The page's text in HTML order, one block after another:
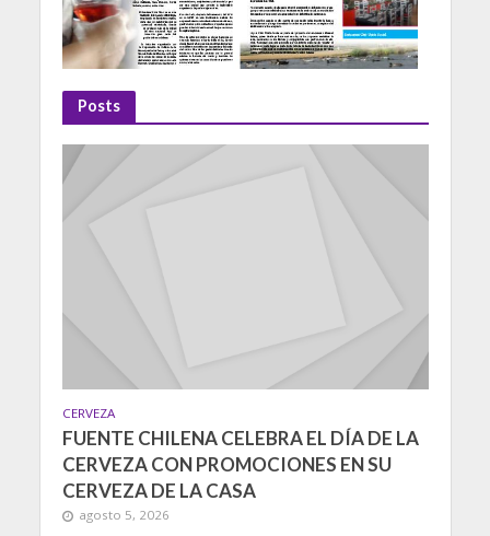
Posts
CERVEZA
FUENTE CHILENA CELEBRA EL DÍA DE LA
CERVEZA CON PROMOCIONES EN SU
CERVEZA DE LA CASA
agosto 5, 2026